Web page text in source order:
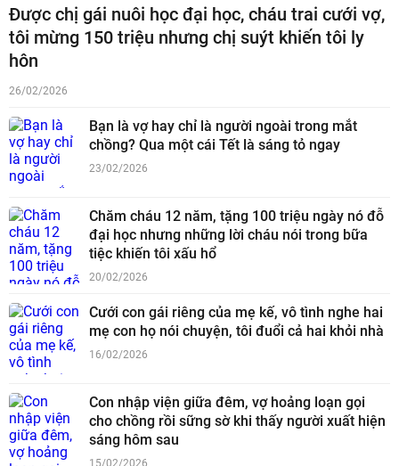
Được chị gái nuôi học đại học, cháu trai cưới vợ,
tôi mừng 150 triệu nhưng chị suýt khiến tôi ly
hôn
26/02/2026
Bạn là vợ hay chỉ là người ngoài trong mắt
chồng? Qua một cái Tết là sáng tỏ ngay
23/02/2026
Chăm cháu 12 năm, tặng 100 triệu ngày nó đỗ
đại học nhưng những lời cháu nói trong bữa
tiệc khiến tôi xấu hổ
20/02/2026
Cưới con gái riêng của mẹ kế, vô tình nghe hai
mẹ con họ nói chuyện, tôi đuổi cả hai khỏi nhà
16/02/2026
Con nhập viện giữa đêm, vợ hoảng loạn gọi
cho chồng rồi sững sờ khi thấy người xuất hiện
sáng hôm sau
15/02/2026